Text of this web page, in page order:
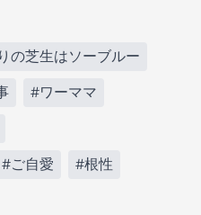
の芝生はソーブルー
#ワーママ
#ご自愛 #根性